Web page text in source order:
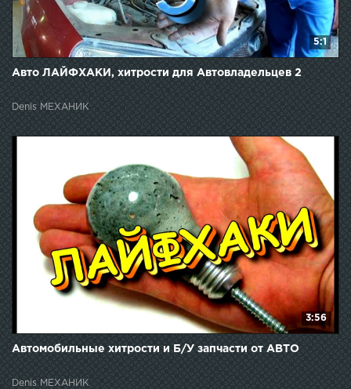
5:1
Авто ЛАЙФХАКИ, хитрости для Автовладельцев 2
Denis МЕХАНИК
3:56
Автомобильные хитрости и Б/У запчасти от АВТО
Denis МЕХАНИК